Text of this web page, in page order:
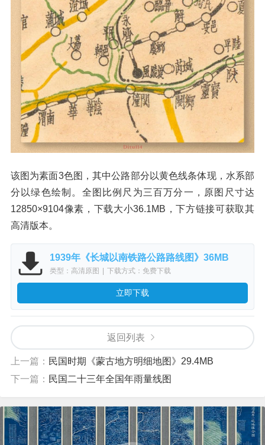
该图为素面3色图，其中公路部分以黄色线条体现，水系部
分以绿色绘制。全图比例尺为三百万分一，原图尺寸达
12850×9104像素，下载大小36.1MB，下方链接可获取其
高清版本。
1939年《长城以南铁路公路路线图》36MB
类型：高清原图 下载方式：免费下载
立即下载
返回列表
上一篇： 民国时期《蒙古地方明细地图》29.4MB
下一篇： 民国二十三年全国年雨量线图